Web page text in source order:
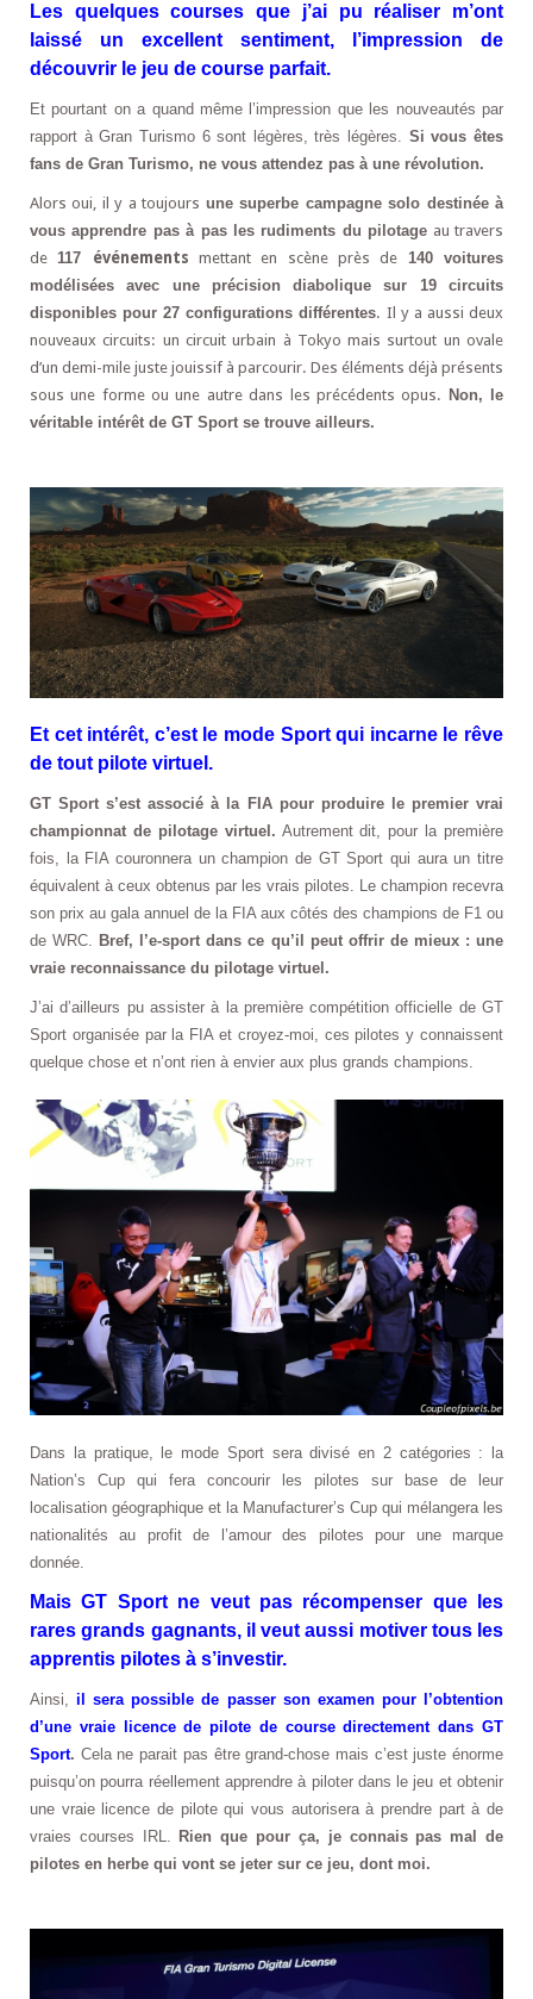
Les quelques courses que j’ai pu réaliser m’ont
laissé un excellent sentiment, l’impression de
découvrir le jeu de course parfait.
Et pourtant on a quand même l’impression que les nouveautés par
rapport à Gran Turismo 6 sont légères, très légères. Si vous êtes
fans de Gran Turismo, ne vous attendez pas à une révolution.
Alors oui, il y a toujours une superbe campagne solo destinée à
vous apprendre pas à pas les rudiments du pilotage au travers
de117 événements mettant en scène près de 140 voitures
modélisées avec une précision diabolique sur 19 circuits
disponibles pour 27 configurations différentes. Il y a aussi deux
nouveaux circuits: un circuit urbain à Tokyo mais surtout un ovale
d’un demi-mile juste jouissif à parcourir. Des éléments déjà présents
sous une forme ou une autre dans les précédents opus. Non, le
véritable intérêt de GT Sport se trouve ailleurs.
Et cet intérêt, c’est le mode Sport qui incarne le rêve
de tout pilote virtuel.
GT Sport s’est associé à la FIA pour produire le premier vrai
championnat de pilotage virtuel. Autrement dit, pour la première
fois, la FIA couronnera un champion de GT Sport qui aura un titre
équivalent à ceux obtenus par les vrais pilotes. Le champion recevra
son prix au gala annuel de la FIA aux côtés des champions de F1 ou
de WRC. Bref, l’e-sport dans ce qu’il peut offrir de mieux : une
vraie reconnaissance du pilotage virtuel.
J’ai d’ailleurs pu assister à la première compétition officielle de GT
Sport organisée par la FIA et croyez-moi, ces pilotes y connaissent
quelque chose et n’ont rien à envier aux plus grands champions.
Dans la pratique, le mode Sport sera divisé en 2 catégories : la
Nation’s Cup qui fera concourir les pilotes sur base de leur
localisation géographique et la Manufacturer’s Cup qui mélangera les
nationalités au profit de l’amour des pilotes pour une marque
donnée.
Mais GT Sport ne veut pas récompenser que les
rares grands gagnants, il veut aussi motiver tous les
apprentis pilotes à s’investir.
Ainsi,il sera possible de passer son examen pour l’obtention
d’une vraie licence de pilote de course directement dans GT
Sport. Cela ne parait pas être grand-chose mais c’est juste énorme
puisqu’on pourra réellement apprendre à piloter dans le jeu et obtenir
une vraie licence de pilote qui vous autorisera à prendre part à de
vraies courses IRL.
Rien que pour ça, je connais pas mal de
pilotes en herbe qui vont se jeter sur ce jeu, dont moi.